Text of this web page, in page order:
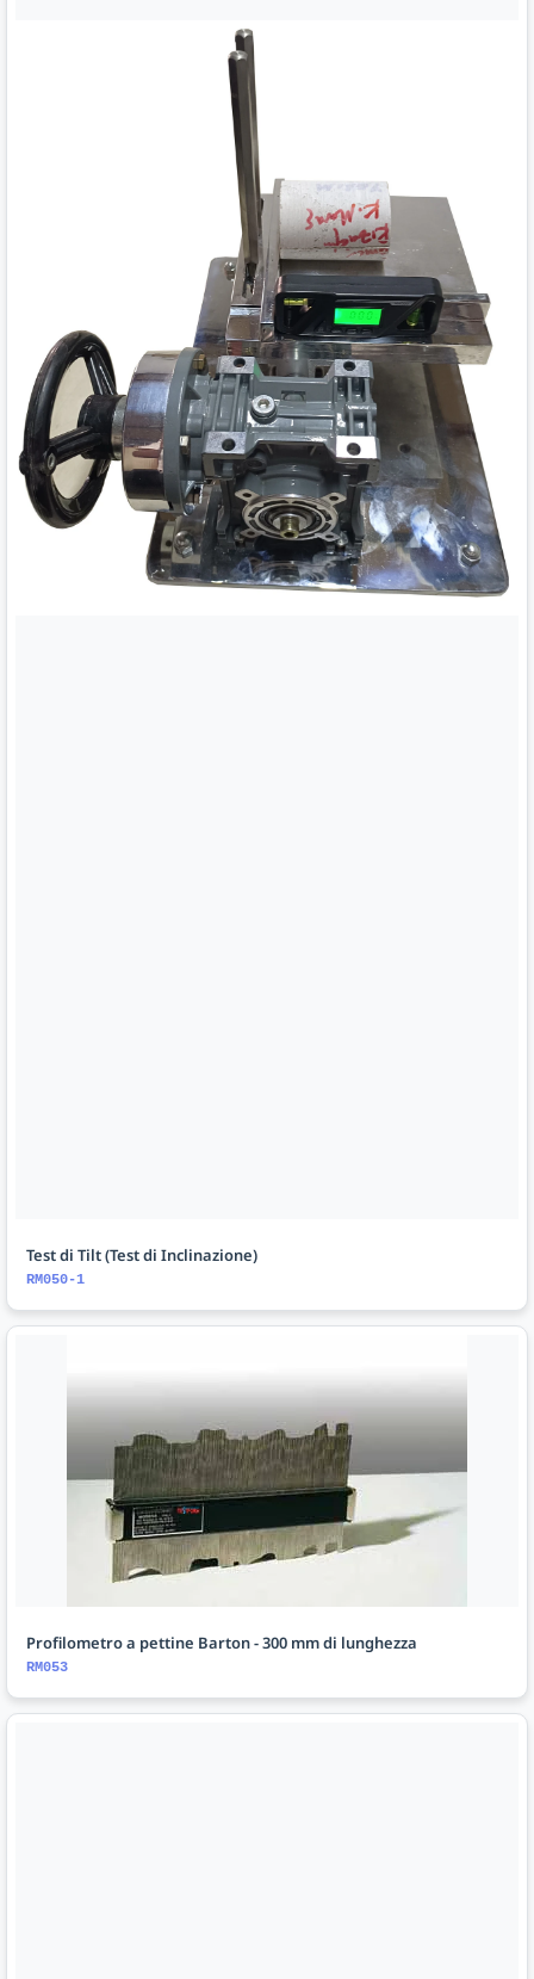
Test di Tilt (Test di Inclinazione)
RM050-1
Profilometro a pettine Barton - 300 mm di lunghezza
RM053